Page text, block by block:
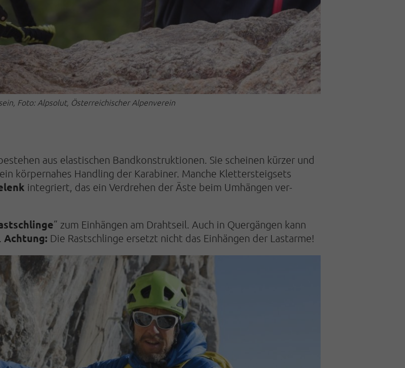
Foto: Alpsolut, Österreichischer Alpenverein
aus elastischen Band­kon­struktionen. Sie scheinen kürzer und
körpernahes Handling der Karabiner. Manche Klettersteigsets
integriert, das ein Verdrehen der Äste beim Umhängen ver­
“ zum Einhängen am Drahtseil. Auch in Quergängen kann
Achtung: Die Rast­schlinge ersetzt nicht das Einhängen der Lastarme!